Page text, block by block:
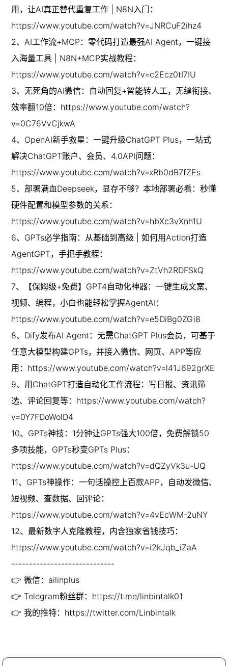
用，让AI真正替代重复工作 | N8N入门：
https://www.youtube.com/watch?v=JNRCuF2ihz4
2、AI工作流+MCP：零代码打造最强AI Agent，一键接
入海量工具 | N8N+MCP实战教程：
https://www.youtube.com/watch?v=c2Ecz0tI7IU
3、无死角的AI微信：自动回复+智能转人工，无缝衔接、
效率翻10倍：https://www.youtube.com/watch?
v=0C76VvCjkwA
4、OpenAI新手救星：一键升级ChatGPT Plus，一站式
解决ChatGPT账户、会员、4.0API问题：
https://www.youtube.com/watch?v=xRb0dB7fZEs
5、部署满血Deepseek，显存不够？本地部署必看：秒懂
硬件配置和模型参数的关系：
https://www.youtube.com/watch?v=hbXc3vXnh1U
6、GPTs必学指南：从基础到高级 | 如何用Action打造
AgentGPT，手把手教程：
https://www.youtube.com/watch?v=ZtVh2RDFSkQ
7、【保姆级+免费】GPT4自动化神器：一键生成文案、
视频、编程，小白也能轻松掌握AgentAI：
https://www.youtube.com/watch?v=e5DiBg0ZGi8
8、Dify发布AI Agent：无需ChatGPT Plus会员，可基于
任意大模型构建GPTs，并接入微信、网页、APP等应
用：https://www.youtube.com/watch?v=l41J692grXE
9、用ChatGPT打造自动化工作流程：写日报、资讯筛
选、评论回复等：https://www.youtube.com/watch?
v=0Y7FDoWolD4
10、GPTs神技：1分钟让GPTs强大100倍，免费解锁50
多项技能，GPTs秒变GPTs Plus：
https://www.youtube.com/watch?v=dQZyVk3u-UQ
11、GPTs神操作：一句话操控上百款APP，自动发微信、
短视频、查数据、回评论：
https://www.youtube.com/watch?v=4vEcWM-2uNY
12、最新数字人克隆教程，内含独家省钱技巧：
https://www.youtube.com/watch?v=i2kJqb_iZaA
-----------------------------
👉 微信：ailinplus
👉 Telegram粉丝群：https://t.me/linbintalk01
👉 我的推特：https://twitter.com/Linbintalk